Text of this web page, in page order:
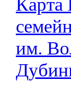
Карта
им.